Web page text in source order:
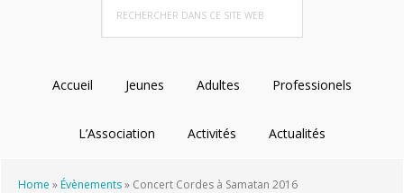
dans
Web
Accueil Jeunes Adultes Professionels
L’Association Activités Actualités
Home » Évènements» Concert Cordes à Samatan 2016